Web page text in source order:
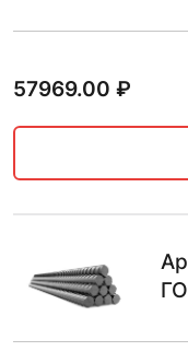
57969.00 ₽